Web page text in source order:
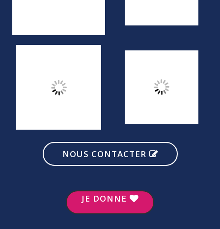
NOUS CONTACTER
JE DONNE